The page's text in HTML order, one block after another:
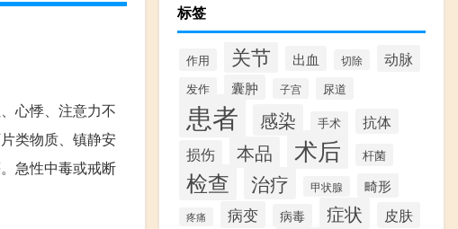
心悸、注意力不
类物质、镇静安
急性中毒或戒断
标签
作用 关节 出血 切除 动脉
发作 囊肿 子宫 尿道
患者 感染 手术 抗体
损伤 本品 术后 杆菌
检查 治疗 甲状腺 畸形
疼痛 病变 病毒 症状 皮肤